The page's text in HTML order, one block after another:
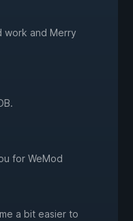
work and Merry
for WeMod
a bit easier to